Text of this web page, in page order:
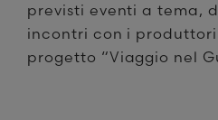
previsti eventi a tema,
incontri con i produttori
progetto “Viaggio nel